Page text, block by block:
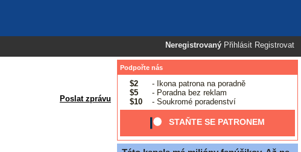
Neregistrovaný Přihlásit Registrovat
Poslat zprávu
Podpořte nás
$2
- Ikona patrona na poradně
$5
- Poradna bez reklam
$10
- Soukromé poradenství
STAŇTE SE PATRONEM